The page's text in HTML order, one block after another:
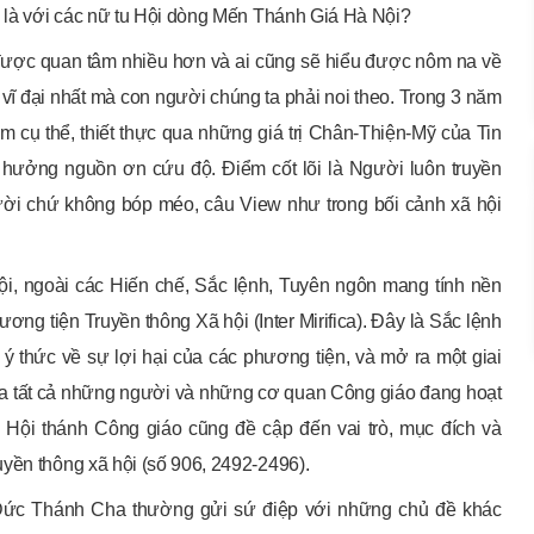
với các nữ tu Hội dòng Mến Thánh Giá Hà Nội?
quan tâm nhiều hơn và ai cũng sẽ hiểu được nôm na về
đại nhất mà con người chúng ta phải noi theo. Trong 3 năm
cụ thể, thiết thực qua những giá trị Chân-Thiện-Mỹ của Tin
nguồn ơn cứu độ. Điểm cốt lõi là Người luôn truyền
chứ không bóp méo, câu View như trong bối cảnh xã hội
ngoài các Hiến chế, Sắc lệnh, Tuyên ngôn mang tính nền
tiện Truyền thông Xã hội (Inter Mirifica). Đây là Sắc lệnh
thức về sự lợi hại của các phương tiện, và mở ra một giai
cả những người và những cơ quan Công giáo đang hoạt
thánh Công giáo cũng đề cập đến vai trò, mục đích và
thông xã hội (số 906, 2492-2496).
Thánh Cha thường gửi sứ điệp với những chủ đề khác